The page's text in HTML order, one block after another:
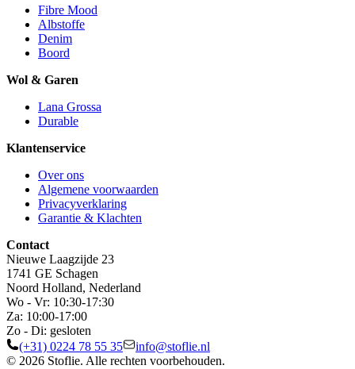
Fibre Mood
Albstoffe
Denim
Boord
Wol & Garen
Lana Grossa
Durable
Klantenservice
Over ons
Algemene voorwaarden
Privacyverklaring
Garantie & Klachten
Contact
Nieuwe Laagzijde 23
1741 GE Schagen
Noord Holland, Nederland
Wo - Vr: 10:30-17:30
Za: 10:00-17:00
Zo - Di: gesloten
(+31) 0224 78 55 35
info@stoflie.nl
© 2026 Stoflie. Alle rechten voorbehouden.